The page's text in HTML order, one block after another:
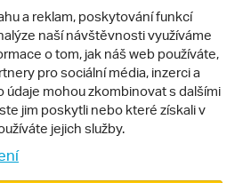
Nastavení cookies
Mobilní verze webu
a reklam, poskytování funkcí
naší návštěvnosti využíváme
o tom, jak náš web používáte,
pro sociální média, inzerci a
údaje mohou zkombinovat s dalšími
jim poskytli nebo které získali v
jejich služby.